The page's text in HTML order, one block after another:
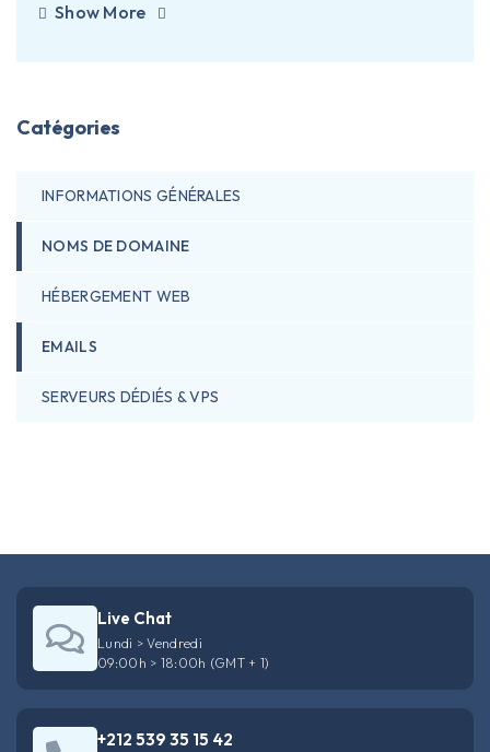
Show More
Catégories
INFORMATIONS GÉNÉRALES
NOMS DE DOMAINE
HÉBERGEMENT WEB
EMAILS
SERVEURS DÉDIÉS & VPS
Live Chat
Lundi > Vendredi
09:00h > 18:00h (GMT + 1)
+212 539 35 15 42